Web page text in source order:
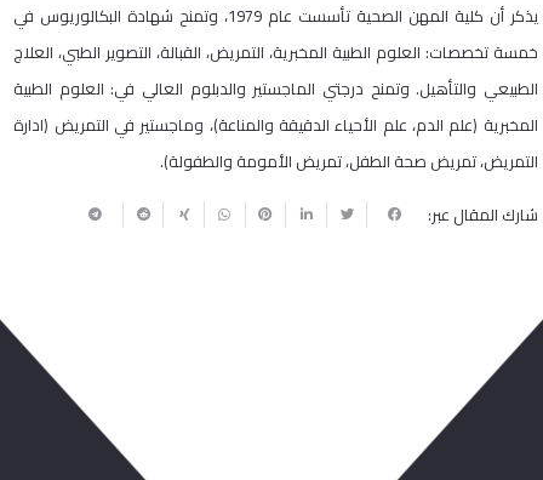
يذكر أن كلية المهن الصحية تأسست عام 1979، وتمنح شهادة البكالوريوس في
خمسة تخصصات: العلوم الطبية المخبرية، التمريض، القبالة، التصوير الطبي، العلاج
الطبيعي والتأهيل. وتمنح درجتي الماجستير والدبلوم العالي في: العلوم الطبية
المخبرية (علم الدم، علم الأحياء الدقيقة والمناعة)، وماجستير في التمريض (ادارة
التمريض، تمريض صحة الطفل، تمريض الأمومة والطفولة).
شارك المقال عبر: